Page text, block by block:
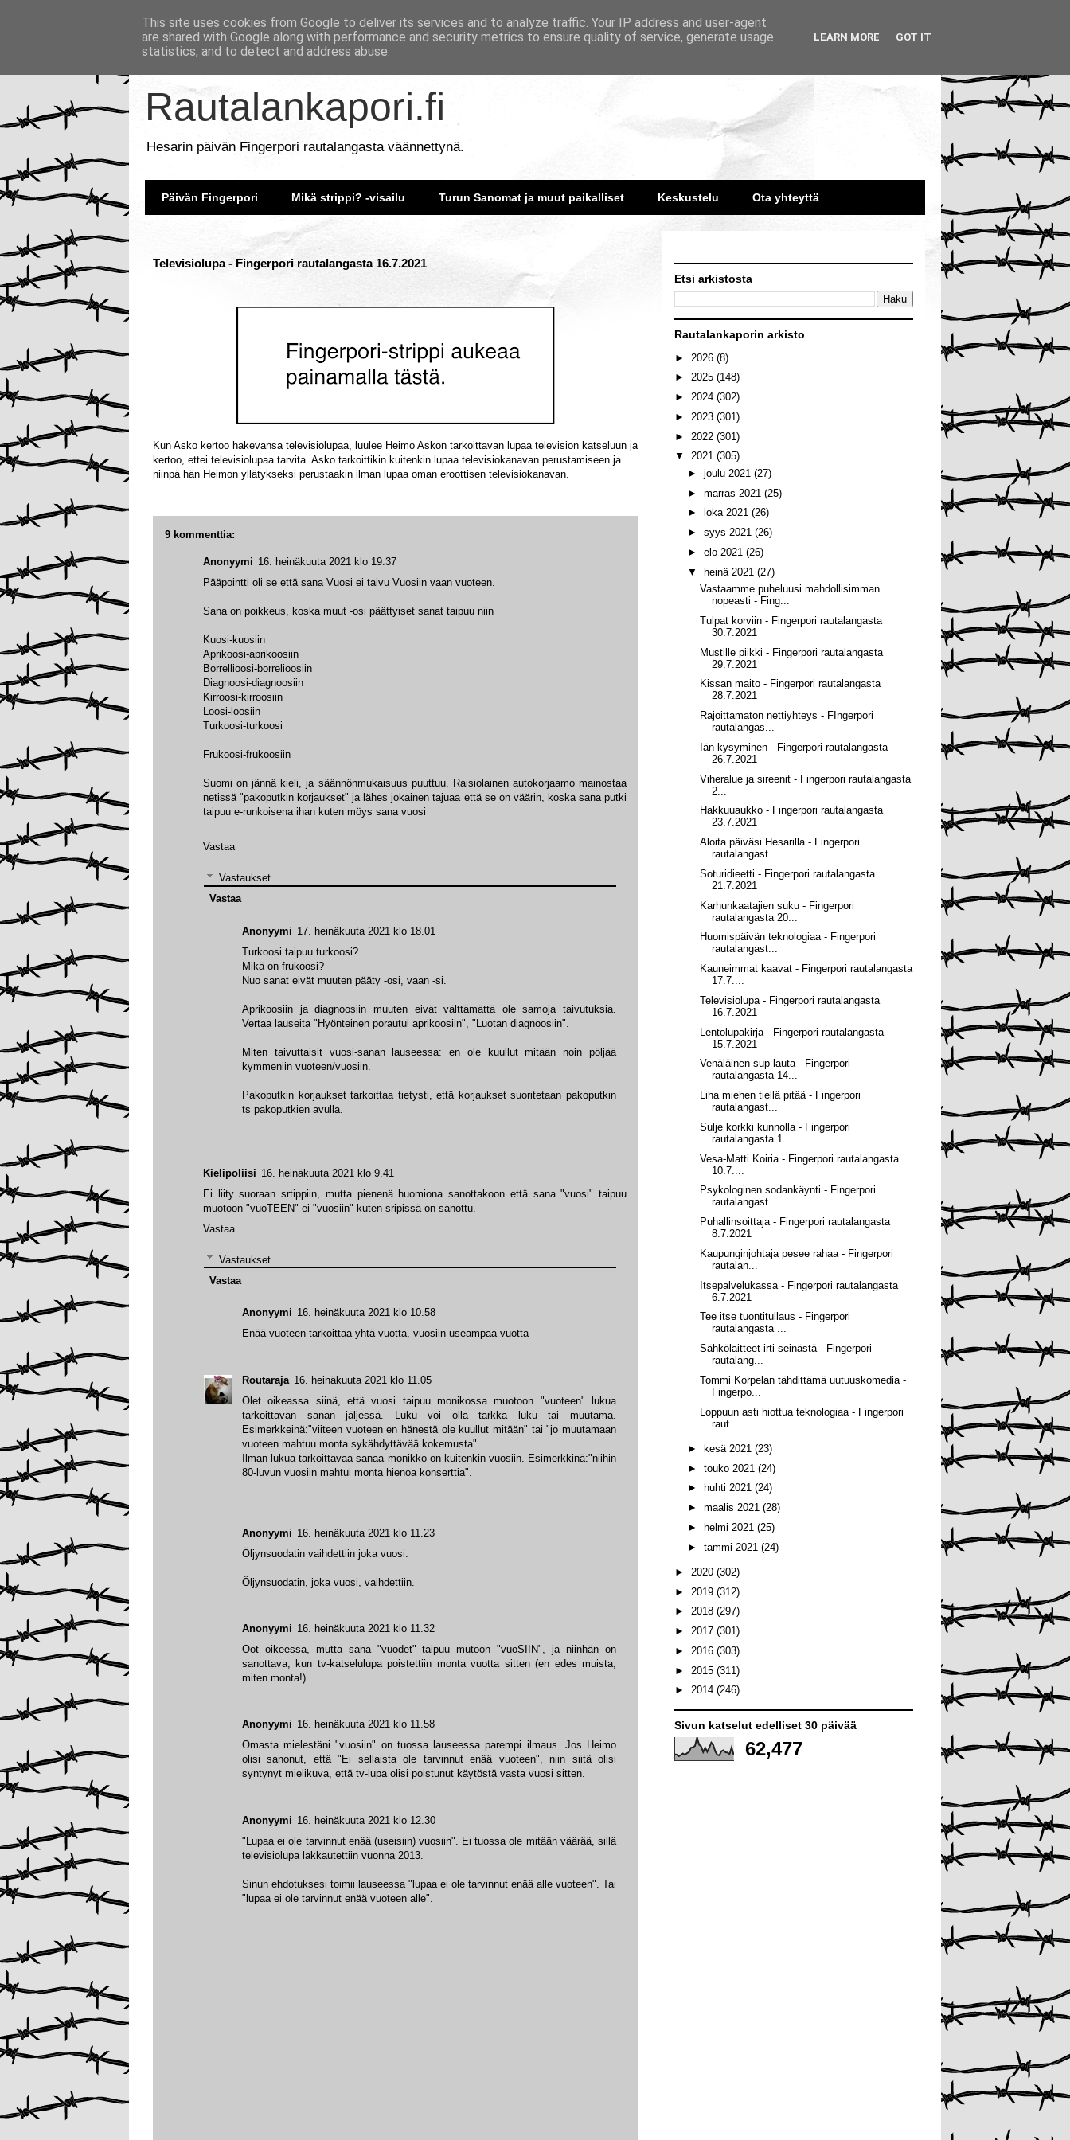
Rautalankapori.fi
Hesarin päivän Fingerpori rautalangasta väännettynä.
Päivän Fingerpori Mikä strippi? -visailu Turun Sanomat ja muut paikalliset Keskustelu Ota yhteyttä
Televisiolupa - Fingerpori rautalangasta 16.7.2021
Kun Asko kertoo hakevansa televisiolupaa, luulee Heimo Askon tarkoittavan lupaa television katseluun ja
kertoo, ettei televisiolupaa tarvita. Asko tarkoittikin kuitenkin lupaa televisiokanavan perustamiseen ja
niinpä hän Heimon yllätykseksi perustaakin ilman lupaa oman eroottisen televisiokanavan.
9 kommenttia:
Kielipoliisi 16. heinäkuuta 2021 klo 9.41
Ei liity suoraan srtippiin, mutta pienenä huomiona sanottakoon että sana "vuosi" taipuu
muotoon "vuoTEEN" ei "vuosiin" kuten sripissä on sanottu.
Vastaa
Vastaukset
Anonyymi 16. heinäkuuta 2021 klo 10.58
Enää vuoteen tarkoittaa yhtä vuotta, vuosiin useampaa vuotta
Routaraja 16. heinäkuuta 2021 klo 11.05
Olet oikeassa siinä, että vuosi taipuu monikossa muotoon "vuoteen" lukua
tarkoittavan sanan jäljessä. Luku voi olla tarkka luku tai muutama.
Esimerkkeinä:"viiteen vuoteen en hänestä ole kuullut mitään" tai "jo muutamaan
vuoteen mahtuu monta sykähdyttävää kokemusta".
Ilman lukua tarkoittavaa sanaa monikko on kuitenkin vuosiin. Esimerkkinä:"niihin
80-luvun vuosiin mahtui monta hienoa konserttia".
Anonyymi 16. heinäkuuta 2021 klo 11.23
Öljynsuodatin vaihdettiin joka vuosi.
Öljynsuodatin, joka vuosi, vaihdettiin.
Anonyymi 16. heinäkuuta 2021 klo 11.32
Oot oikeessa, mutta sana "vuodet" taipuu mutoon "vuoSIIN", ja niinhän on
sanottava, kun tv-katselulupa poistettiin monta vuotta sitten (en edes muista,
miten monta!)
Anonyymi 16. heinäkuuta 2021 klo 11.58
Omasta mielestäni "vuosiin" on tuossa lauseessa parempi ilmaus. Jos Heimo
olisi sanonut, että "Ei sellaista ole tarvinnut enää vuoteen", niin siitä olisi
syntynyt mielikuva, että tv-lupa olisi poistunut käytöstä vasta vuosi sitten.
Anonyymi 16. heinäkuuta 2021 klo 12.30
"Lupaa ei ole tarvinnut enää (useisiin) vuosiin". Ei tuossa ole mitään väärää, sillä
televisiolupa lakkautettiin vuonna 2013.
Sinun ehdotuksesi toimii lauseessa "lupaa ei ole tarvinnut enää alle vuoteen". Tai
"lupaa ei ole tarvinnut enää vuoteen alle".
Vastaa
Anonyymi 16. heinäkuuta 2021 klo 19.37
Pääpointti oli se että sana Vuosi ei taivu Vuosiin vaan vuoteen.
Sana on poikkeus, koska muut -osi päättyiset sanat taipuu niin
Kuosi-kuosiin
Aprikoosi-aprikoosiin
Borrellioosi-borrelioosiin
Diagnoosi-diagnoosiin
Kirroosi-kirroosiin
Loosi-loosiin
Turkoosi-turkoosi
Frukoosi-frukoosiin
Suomi on jännä kieli, ja säännönmukaisuus puuttuu. Raisiolainen autokorjaamo mainostaa
netissä "pakoputkin korjaukset" ja lähes jokainen tajuaa että se on väärin, koska sana putki
taipuu e-runkoisena ihan kuten möys sana vuosi
Vastaa
Vastaukset
Anonyymi 17. heinäkuuta 2021 klo 18.01
Turkoosi taipuu turkoosi?
Mikä on frukoosi?
Nuo sanat eivät muuten pääty -osi, vaan -si.
Aprikoosiin ja diagnoosiin muuten eivät välttämättä ole samoja taivutuksia.
Vertaa lauseita "Hyönteinen porautui aprikoosiin", "Luotan diagnoosiin".
Miten taivuttaisit vuosi-sanan lauseessa: en ole kuullut mitään noin pöljää
kymmeniin vuoteen/vuosiin.
Pakoputkin korjaukset tarkoittaa tietysti, että korjaukset suoritetaan pakoputkin
ts pakoputkien avulla.
Vastaa
Etsi arkistosta
Rautalankaporin arkisto
► 2026 (8)
► 2025 (148)
► 2024 (302)
► 2023 (301)
► 2022 (301)
▼ 2021 (305)
► joulu 2021 (27)
► marras 2021 (25)
►
loka 2021 (26)
► syys 2021 (26)
► elo 2021 (26)
▼ heinä 2021 (27)
Vastaamme puheluusi mahdollisimman
nopeasti - Fing...
Tulpat korviin - Fingerpori rautalangasta
30.7.2021
Mustille piikki - Fingerpori rautalangasta
29.7.2021
Kissan maito - Fingerpori rautalangasta
28.7.2021
Rajoittamaton nettiyhteys - FIngerpori
rautalangas...
Iän kysyminen - Fingerpori rautalangasta
26.7.2021
Viheralue ja sireenit - Fingerpori rautalangasta
2...
Hakkuuaukko - Fingerpori rautalangasta
23.7.2021
Aloita päiväsi Hesarilla - Fingerpori
rautalangast...
Soturidieetti - Fingerpori rautalangasta
21.7.2021
Karhunkaatajien suku - Fingerpori
rautalangasta 20...
Huomispäivän teknologiaa - Fingerpori
rautalangast...
Kauneimmat kaavat - Fingerpori rautalangasta
17.7....
Televisiolupa - Fingerpori rautalangasta
16.7.2021
Lentolupakirja - Fingerpori rautalangasta
15.7.2021
Venäläinen sup-lauta - Fingerpori
rautalangasta 14...
Liha miehen tiellä pitää - Fingerpori
rautalangast...
Sulje korkki kunnolla - Fingerpori
rautalangasta 1...
Vesa-Matti Koiria - Fingerpori rautalangasta
10.7....
Psykologinen sodankäynti - Fingerpori
rautalangast...
Puhallinsoittaja - Fingerpori rautalangasta
8.7.2021
Kaupunginjohtaja pesee rahaa - Fingerpori
rautalan...
Itsepalvelukassa - Fingerpori rautalangasta
6.7.2021
Tee itse tuontitullaus - Fingerpori
rautalangasta ...
Sähkölaitteet irti seinästä - Fingerpori
rautalang...
Tommi Korpelan tähdittämä uutuuskomedia -
Fingerpo...
Loppuun asti hiottua teknologiaa - Fingerpori
raut...
► kesä 2021 (23)
► touko 2021 (24)
►
huhti 2021 (24)
► maalis 2021 (28)
►
helmi 2021 (25)
► tammi 2021 (24)
► 2020 (302)
► 2019 (312)
► 2018 (297)
► 2017 (301)
► 2016 (303)
► 2015 (311)
► 2014 (246)
Sivun katselut edelliset 30 päivää
62,477
This site uses cookies from Google to deliver its services and to analyze traffic. Your IP address and user-agent
are shared with Google along with performance and security metrics to ensure quality of service, generate usage
statistics, and to detect and address abuse.
LEARN MORE GOT IT